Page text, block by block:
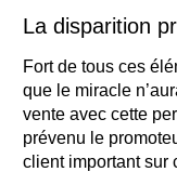
La disparition
Fort de tous ces
que le miracle
vente avec cette
prévenu le
client important sur